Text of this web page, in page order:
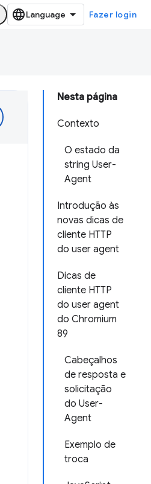
Fazer login
Nesta página
Contexto
O estado da
string User-
Agent
Introdução às
novas dicas de
cliente HTTP
do user agent
Dicas de
cliente HTTP
do user agent
do Chromium
89
Cabeçalhos
de resposta e
solicitação
do User-
Agent
Exemplo de
troca